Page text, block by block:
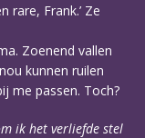
rare, Frank.’ Ze
Zoenend vallen
kunnen ruilen
me passen. Toch?
ik het verliefde stel